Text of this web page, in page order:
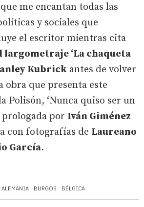
ALEMANIA BURGOS BÉLGICA
me encantan todas las
y sociales que
el escritor mientras cita
largometraje ‘La chaqueta
Kubrick antes de volver
obra que presenta este
Polisón, ‘Nunca quiso ser un
prologada por Iván Giménez
con fotografías de Laureano
García.